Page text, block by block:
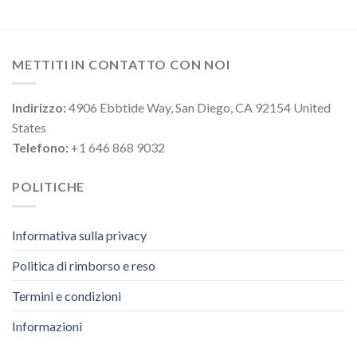
METTITI IN CONTATTO CON NOI
Indirizzo:4906 Ebbtide Way, San Diego, CA 92154 United
States
Telefono: +1 646 868 9032
POLITICHE
Informativa sulla privacy
Politica di rimborso e reso
Termini e condizioni
Informazioni